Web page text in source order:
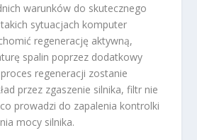
warunków do skutecznego
sytuacjach komputer
regenerację aktywną,
spalin poprzez dodatkowy
regeneracji zostanie
przez zgaszenie silnika, filtr nie
prowadzi do zapalenia kontrolki
mocy silnika.